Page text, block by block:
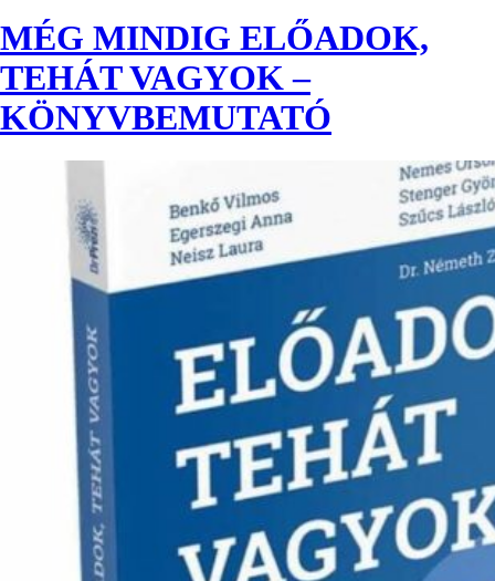
MÉG MINDIG ELŐADOK,
TEHÁT VAGYOK –
KÖNYVBEMUTATÓ